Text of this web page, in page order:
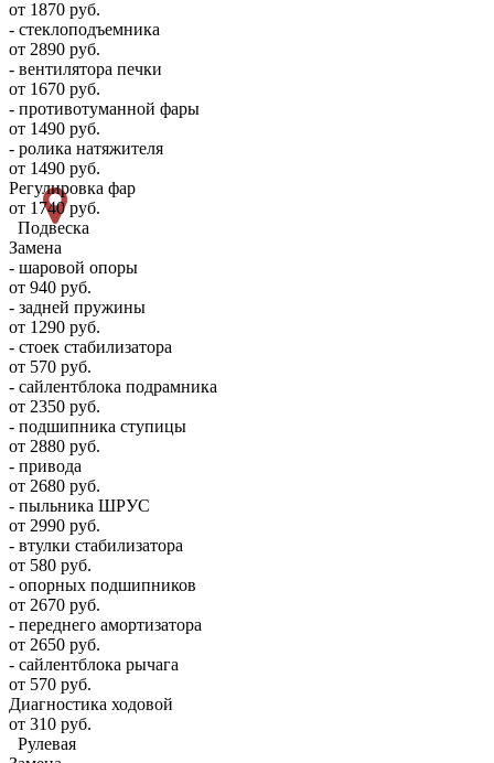
от 1870 руб.
- стеклоподъемника
от 2890 руб.
- вентилятора печки
от 1670 руб.
- противотуманной фары
от 1490 руб.
- ролика натяжителя
от 1490 руб.
Регулировка фар
от 1740 руб.
Подвеска
Замена
- шаровой опоры
от 940 руб.
- задней пружины
от 1290 руб.
- стоек стабилизатора
от 570 руб.
- сайлентблока подрамника
от 2350 руб.
- подшипника ступицы
от 2880 руб.
- привода
от 2680 руб.
- пыльника ШРУС
от 2990 руб.
- втулки стабилизатора
от 580 руб.
- опорных подшипников
от 2670 руб.
- переднего амортизатора
от 2650 руб.
- сайлентблока рычага
от 570 руб.
Диагностика ходовой
от 310 руб.
Рулевая